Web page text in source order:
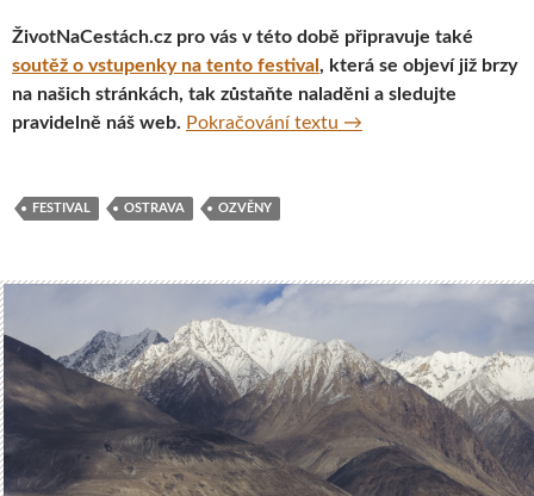
ŽivotNaCestách.cz pro vás v této době připravuje také
soutěž o vstupenky na tento festival , která se objeví již brzy
na našich stránkách, tak zůstaňte naladěni a sledujte
pravidelně náš web. Pokračování textu Cestovatelsko-
→
FESTIVAL OSTRAVA OZVĚNY